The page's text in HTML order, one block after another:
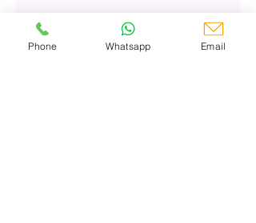
Phone Whatsapp Email